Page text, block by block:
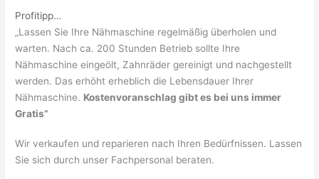
Profitipp…
„Lassen Sie Ihre Nähmaschine regelmäßig überholen und
warten. Nach ca. 200 Stunden Betrieb sollte Ihre
Nähmaschine eingeölt, Zahnräder gereinigt und nachgestellt
werden. Das erhöht erheblich die Lebensdauer Ihrer
Nähmaschine. Kostenvoranschlag gibt es bei uns immer
Gratis”
Wir verkaufen und reparieren nach Ihren Bedürfnissen. Lassen
Sie sich durch unser Fachpersonal beraten.